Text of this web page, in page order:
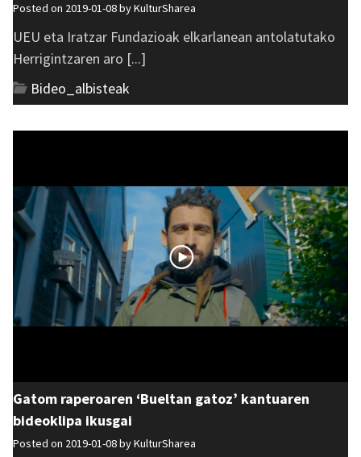
Posted on 2019-01-08 byKulturSharea
UEU eta Iratzar Fundazioak elkarlanean antolatutako
Herrigintzaren aro [...]
Bideo_albisteak
Gatom raperoaren ‘Bueltan gatoz’ kantuaren
bideoklipa ikusgai
Posted on 2019-01-08 byKulturSharea